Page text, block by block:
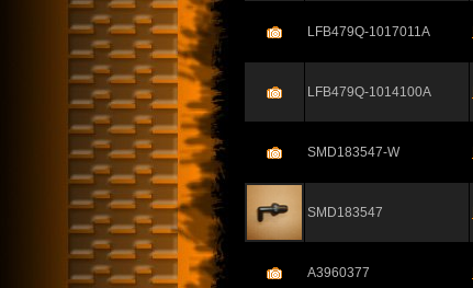
LFB479Q-1017011A
LFB479Q-1014100A
SMD183547-W
SMD183547
A3960377